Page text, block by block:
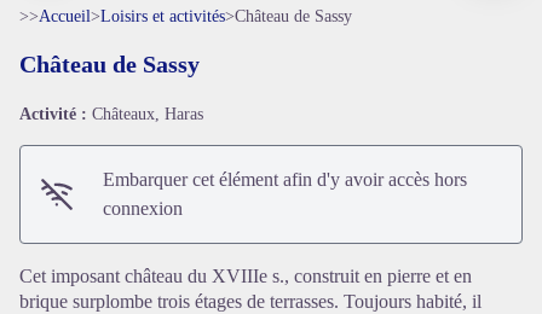
Voir l'image en plein écran
>>Accueil>Loisirs et activités>Château de Sassy
Château de Sassy
Activité : Châteaux, Haras
Embarquer cet élément afin d'y avoir accès hors
connexion
Cet imposant château du XVIIIe s., construit en pierre et en
brique surplombe trois étages de terrasses. Toujours habité, il